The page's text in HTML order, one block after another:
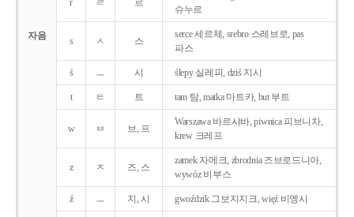
자음
r ㄹ 르
슈누르
s ㅅ 스
serce 세르체, srebro 스레브로, pas
파스
ś ㅡ 시 ślepy 실레피, dziś 지시
t ㅌ 트 tam 탐, matka 마트카, but 부트
w ㅂ 브, 프
Warszawa 바르샤바, piwnica 피브니차,
krew 크레프
z ㅈ 즈, 스
zamek 자메크, zbrodnia 즈브로드니아,
wywóz 비부스
ź ㅡ 지, 시 gwoździk 그보지지크, więź 비엥시